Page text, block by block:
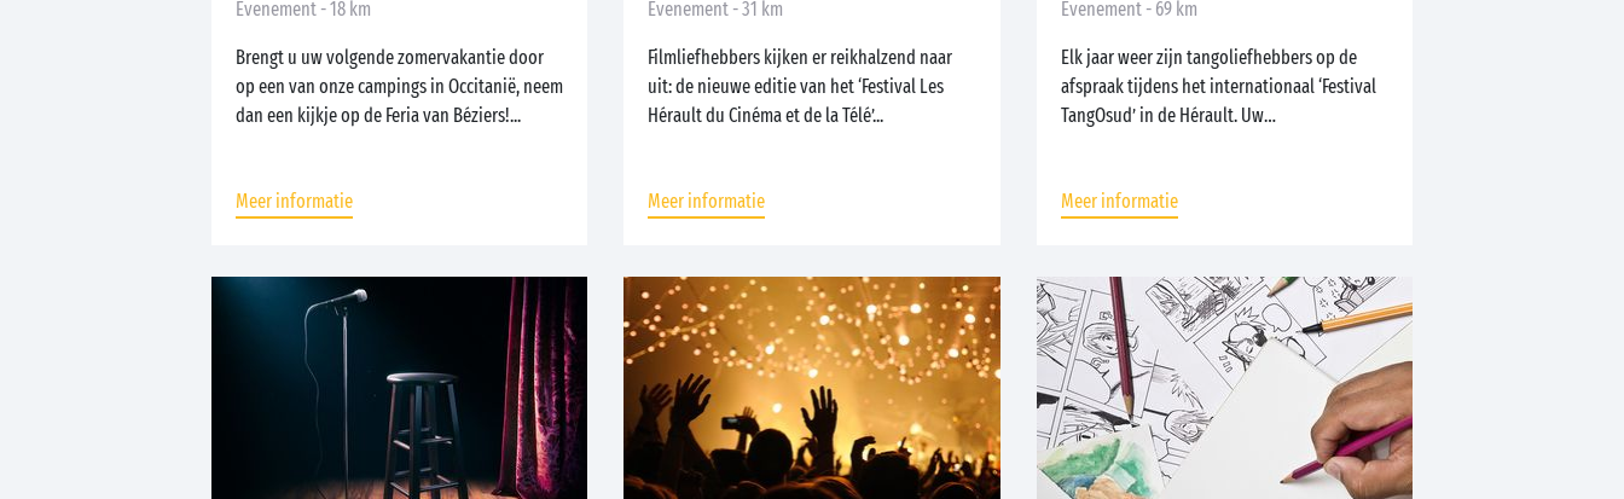
Evenement - 18 km
Brengt u uw volgende zomervakantie door
op een van onze campings in Occitanië, neem
dan een kijkje op de Feria van Béziers!...
Meer informatie
Evenement - 31 km
Filmliefhebbers kijken er reikhalzend naar
uit: de nieuwe editie van het ‘Festival Les
Hérault du Cinéma et de la Télé’...
Meer informatie
Evenement - 69 km
Elk jaar weer zijn tangoliefhebbers op de
afspraak tijdens het internationaal ‘Festival
TangOsud’ in de Hérault. Uw
Meer informatie